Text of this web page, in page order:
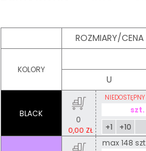
KOLORY
BLACK
ROZMIARY/CENA
U
0
0,00 ZŁ
NIEDOSTĘPNY
+1 +10
max 148 szt.